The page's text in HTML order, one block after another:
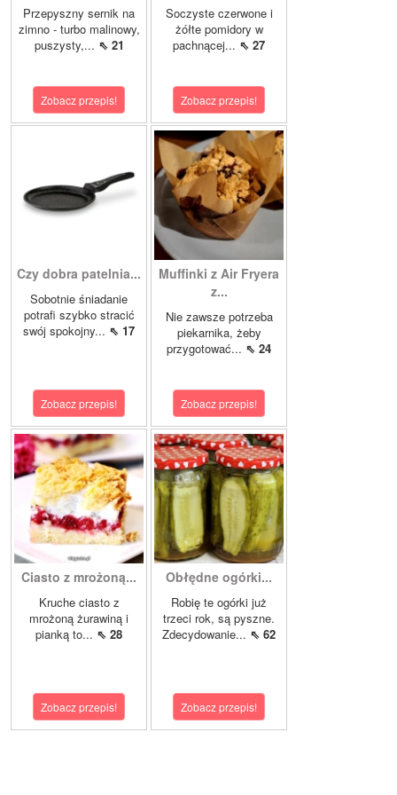
Przepyszny sernik na
zimno - turbo malinowy,
puszysty,... ⇖ 21
Zobacz przepis!
Soczyste czerwone i
żółte pomidory w
pachnącej... ⇖ 27
Zobacz przepis!
Czy dobra patelnia...
Sobotnie śniadanie
potrafi szybko stracić
swój spokojny... ⇖ 17
Zobacz przepis!
Muffinki z Air Fryera
z...
Nie zawsze potrzeba
piekarnika, żeby
przygotować... ⇖ 24
Zobacz przepis!
Ciasto z mrożoną...
Kruche ciasto z
mrożoną żurawiną i
pianką to... ⇖ 28
Zobacz przepis!
Obłędne ogórki...
Robię te ogórki już
trzeci rok, są pyszne.
Zdecydowanie... ⇖ 62
Zobacz przepis!